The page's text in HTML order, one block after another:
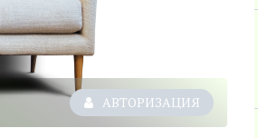
АВТОРИЗАЦИЯ